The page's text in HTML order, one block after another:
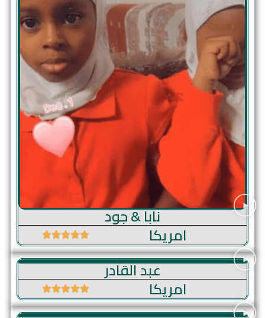
نابا & جود
امريكا
عبد القادر
امريكا
عرض خاص: خصم 20%
انضم إلى أكاديمية الوليد اليوم واحصل على خصم 20%
على دورتك الأولى. تعلّم القرآن، أو اللغة العربية، أو
الدراسات الإسلامية مع نخبة من المعلمين ذوي الخبرة
وبسعر مناسب.
احصل على خصمك